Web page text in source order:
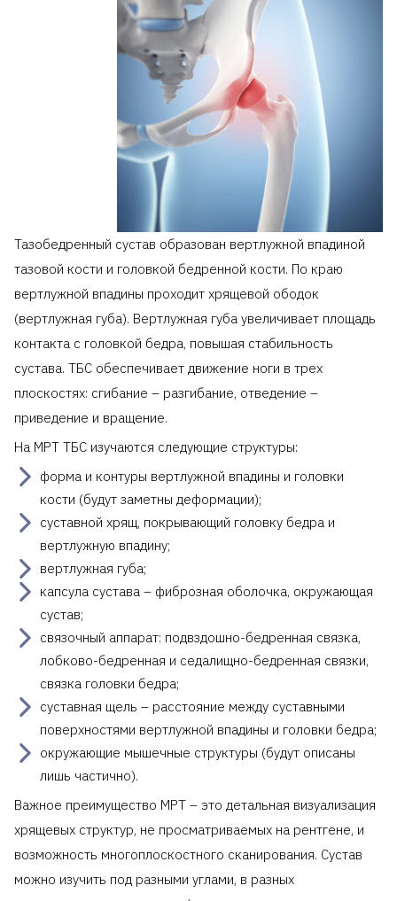
Тазобедренный сустав образован вертлужной впадиной
тазовой кости и головкой бедренной кости. По краю
вертлужной впадины проходит хрящевой ободок
(вертлужная губа). Вертлужная губа увеличивает площадь
контакта с головкой бедра, повышая стабильность
сустава. ТБС обеспечивает движение ноги в трех
плоскостях: сгибание – разгибание, отведение –
приведение и вращение.
На МРТ ТБС изучаются следующие структуры:
форма и контуры вертлужной впадины и головки
кости (будут заметны деформации);
суставной хрящ, покрывающий головку бедра и
вертлужную впадину;
вертлужная губа;
капсула сустава – фиброзная оболочка, окружающая
сустав;
связочный аппарат: подвздошно-бедренная связка,
лобково-бедренная и седалищно-бедренная связки,
связка головки бедра;
суставная щель – расстояние между суставными
поверхностями вертлужной впадины и головки бедра;
окружающие мышечные структуры (будут описаны
лишь частично).
Важное преимущество МРТ – это детальная визуализация
хрящевых структур, не просматриваемых на рентгене, и
возможность многоплоскостного сканирования. Сустав
можно изучить под разными углами, в разных